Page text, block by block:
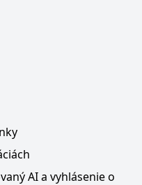
AI a vyhlásenie o